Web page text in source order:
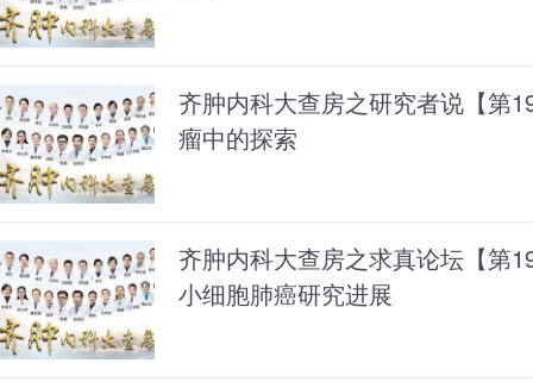
齐肿内科大查房之研究者说【第
瘤中的探索
齐肿内科大查房之求真论坛【第
小细胞肺癌研究进展